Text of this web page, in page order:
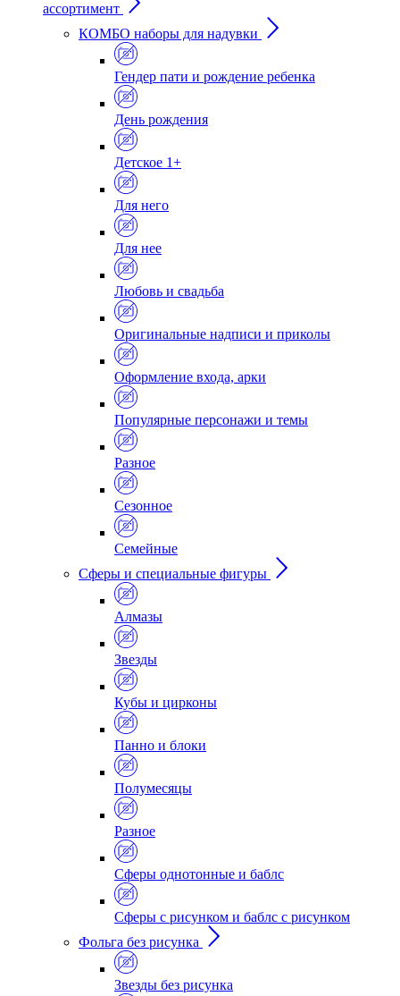
ассортимент
КОМБО наборы для надувки
Гендер пати и рождение ребенка
День рождения
Детское 1+
Для него
Для нее
Любовь и свадьба
Оригинальные надписи и приколы
Оформление входа, арки
Популярные персонажи и темы
Разное
Сезонное
Семейные
Сферы и специальные фигуры
Алмазы
Звезды
Кубы и цирконы
Панно и блоки
Полумесяцы
Разное
Сферы однотонные и баблс
Сферы с рисунком и баблс с рисунком
Фольга без рисунка
Звезды без рисунка